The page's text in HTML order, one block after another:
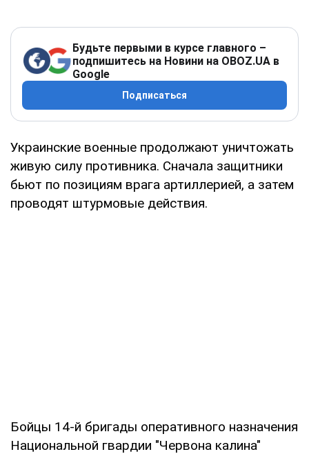
Будьте первыми в курсе главного –
подпишитесь на Новини на OBOZ.UA в
Google
Подписаться
Украинские военные продолжают уничтожать
живую силу противника. Сначала защитники
бьют по позициям врага артиллерией, а затем
проводят штурмовые действия.
Бойцы 14-й бригады оперативного назначения
Национальной гвардии "Червона калина"